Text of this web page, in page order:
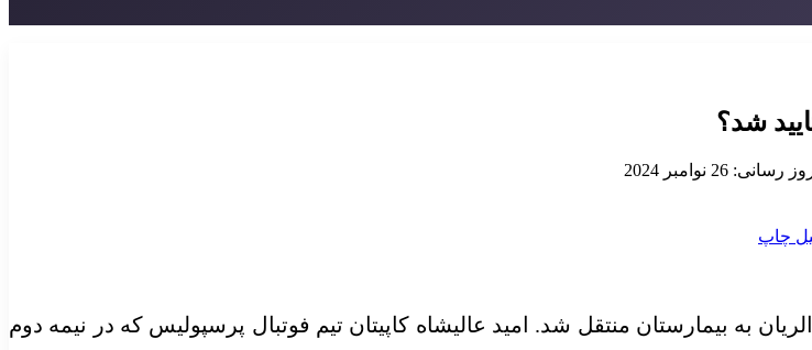
شد؟
26 نوامبر 2024
چاپ
به بیمارستان منتقل شد. امید عالیشاه کاپیتان تیم فوتبال پرسپولیس که در نیمه دوم